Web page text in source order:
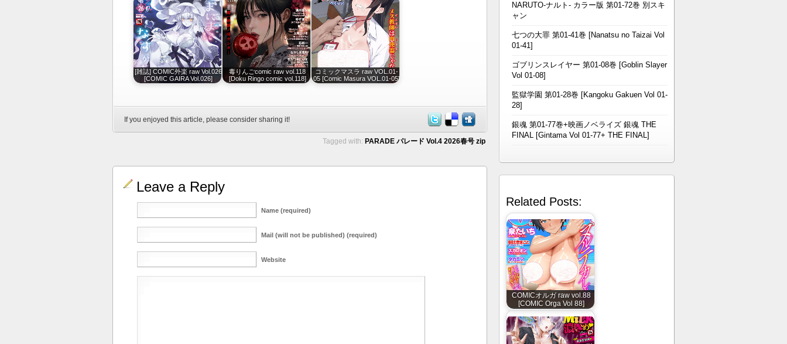
[雑誌] COMIC外楽 raw Vol.026
[COMIC GAIRA Vol.026]
毒りんごcomic raw vol.118
[Doku Ringo comic vol.118]
コミックマスラ raw VOL.01-
05 [Comic Masura VOL.01-05]
If you enjoyed this article, please consider sharing it!
Tagged with: PARADE パレード Vol.4 2026春号 zip
Leave a Reply
Name (required)
Mail (will not be published) (required)
Website
NARUTO-ナルト- カラー版 第01-72巻 別スキ
ャン
七つの大罪 第01-41巻 [Nanatsu no Taizai Vol
01-41]
ゴブリンスレイヤー 第01-08巻 [Goblin Slayer
Vol 01-08]
監獄学園 第01-28巻 [Kangoku Gakuen Vol 01-
28]
銀魂 第01-77巻+映画ノベライズ 銀魂 THE
FINAL [Gintama Vol 01-77+ THE FINAL]
Related Posts:
COMICオルガ raw vol.88
[COMIC Orga Vol 88]